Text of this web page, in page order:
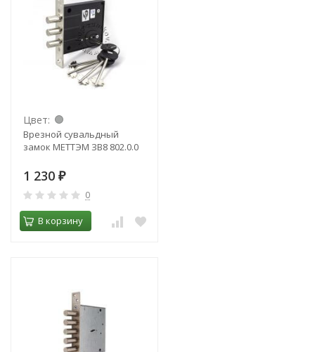
Цвет:
Врезной сувальдный
замок МЕТТЭМ ЗВ8 802.0.0
1 230 ₽
0
В корзину